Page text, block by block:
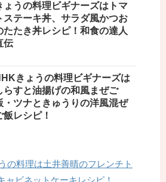
ょうの料理ビギナーズはトマ
ステーキ丼、サラダ風かつお
たたき丼レシピ！和食の達人
伝
きょうの料理ビギナーズは
らすと油揚げの和風まぜご
・ツナときゅうりの洋風混ぜ
飯レシピ！
の料理は土井善晴のフレンチト